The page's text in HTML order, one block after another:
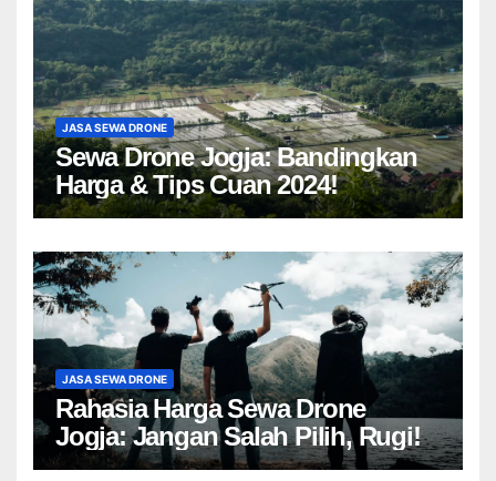
JASA SEWA DRONE
Sewa Drone Jogja: Bandingkan
Harga & Tips Cuan 2024!
JASA SEWA DRONE
Rahasia Harga Sewa Drone
Jogja: Jangan Salah Pilih, Rugi!